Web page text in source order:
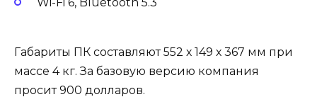
Габариты ПК составляют 552 х 149 х 367 мм при
массе 4 кг. За базовую версию компания
просит 900 долларов.